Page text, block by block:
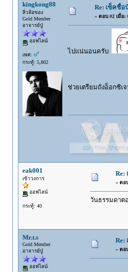
kingkong88
ลิ่วล้อของ
Gold Member
อาจารย์ปู่
ออฟไลน์
เพศ:
กระทู้: 5,802
Re: เช็คชื่
« ตอบ #2 เมื่อ:
ไปแน่นอนครับ
ช่วยเตรียมถังอ็อกซิเ
eak001
เข้าวงการ
ออฟไลน์
กระทู้: 40
Re:
« ตอ
วันธรรมดาต
Mr.t.s
Gold Member
อาจารย์ปู่
ออฟไลน์
Re:
« ตอ